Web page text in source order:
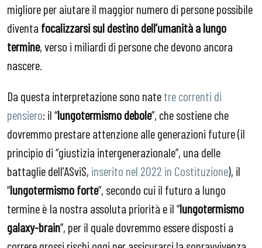
migliore per aiutare il maggior numero di persone possibile
diventa focalizzarsi sul destino dell’umanità a lungo
termine, verso i miliardi di persone che devono ancora
nascere.
Da questa interpretazione sono natetre correnti di
pensiero: il “lungotermismo debole”, che sostiene che
dovremmo prestare attenzione alle generazioni future (il
principio di “giustizia intergenerazionale”, una delle
battaglie dell’ASviS, inserito nel 2022 in Costituzione), il
“lungotermismo forte”, secondo cui il futuro a lungo
termine è la nostra assoluta priorità e il “lungotermismo
galaxy-brain”, per il quale dovremmo essere disposti a